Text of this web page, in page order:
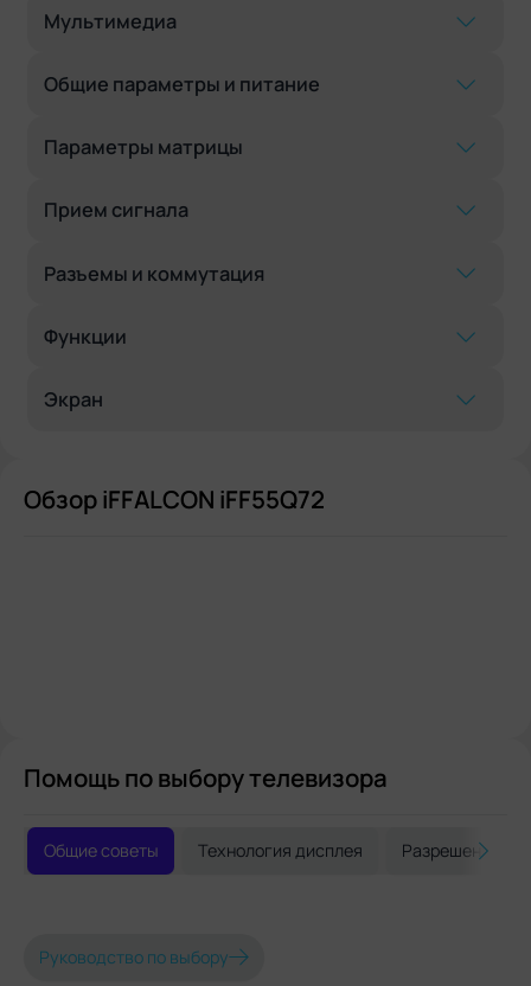
Мультимедиа
Общие параметры и питание
Параметры матрицы
Прием сигнала
Разъемы и коммутация
Функции
Экран
Обзор iFFALCON iFF55Q72
Помощь по выбору телевизора
Общие советы Технология дисплея Разрешение и
Руководство по выбору